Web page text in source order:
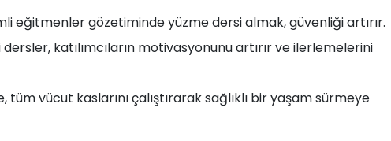
eğitmenler gözetiminde yüzme dersi almak, güvenliği artırır.
dersler, katılımcıların motivasyonunu artırır ve ilerlemelerini
tüm vücut kaslarını çalıştırarak sağlıklı bir yaşam sürmeye